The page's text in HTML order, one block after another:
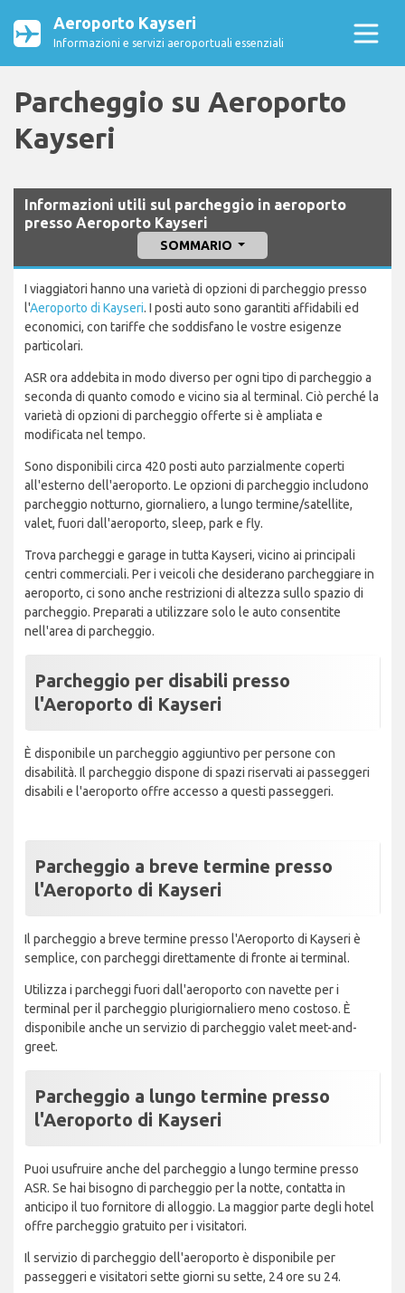
Aeroporto Kayseri
Informazioni e servizi aeroportuali essenziali
Parcheggio su Aeroporto
Kayseri
Informazioni utili sul parcheggio in aeroporto
presso Aeroporto Kayseri
SOMMARIO
I viaggiatori hanno una varietà di opzioni di parcheggio presso
l'Aeroporto di Kayseri. I posti auto sono garantiti affidabili ed
economici, con tariffe che soddisfano le vostre esigenze
particolari.
ASR ora addebita in modo diverso per ogni tipo di parcheggio a
seconda di quanto comodo e vicino sia al terminal. Ciò perché la
varietà di opzioni di parcheggio offerte si è ampliata e
modificata nel tempo.
Sono disponibili circa 420 posti auto parzialmente coperti
all'esterno dell'aeroporto. Le opzioni di parcheggio includono
parcheggio notturno, giornaliero, a lungo termine/satellite,
valet, fuori dall'aeroporto, sleep, park e fly.
Trova parcheggi e garage in tutta Kayseri, vicino ai principali
centri commerciali. Per i veicoli che desiderano parcheggiare in
aeroporto, ci sono anche restrizioni di altezza sullo spazio di
parcheggio. Preparati a utilizzare solo le auto consentite
nell'area di parcheggio.
Parcheggio per disabili presso
l'Aeroporto di Kayseri
È disponibile un parcheggio aggiuntivo per persone con
disabilità. Il parcheggio dispone di spazi riservati ai passeggeri
disabili e l'aeroporto offre accesso a questi passeggeri.
Parcheggio a breve termine presso
l'Aeroporto di Kayseri
Il parcheggio a breve termine presso l'Aeroporto di Kayseri è
semplice, con parcheggi direttamente di fronte ai terminal.
Utilizza i parcheggi fuori dall'aeroporto con navette per i
terminal per il parcheggio plurigiornaliero meno costoso. È
disponibile anche un servizio di parcheggio valet meet-and-
greet.
Parcheggio a lungo termine presso
l'Aeroporto di Kayseri
Puoi usufruire anche del parcheggio a lungo termine presso
ASR. Se hai bisogno di parcheggio per la notte, contatta in
anticipo il tuo fornitore di alloggio. La maggior parte degli hotel
offre parcheggio gratuito per i visitatori.
Il servizio di parcheggio dell'aeroporto è disponibile per
passeggeri e visitatori sette giorni su sette, 24 ore su 24.